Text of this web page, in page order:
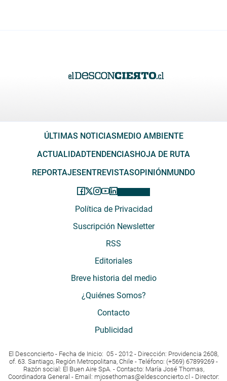
ÚLTIMAS NOTICIASMEDIO AMBIENTE
ACTUALIDADTENDENCIASHOJA DE RUTA
REPORTAJESENTREVISTASOPINIÓNMUNDO
Política de Privacidad
Suscripción Newsletter
RSS
Editoriales
Breve historia del medio
¿Quiénes Somos?
Contacto
Publicidad
El Desconcierto - Fecha de Inicio: 05 - 2012 - Dirección: Providencia 2608,
of. 63. Santiago, Región Metropolitana, Chile - Teléfono: (+569) 67899269 -
Razón social: El Buen Aire SpA. - Contacto: María José Thomas,
Coordinadora General - Email: mjosethomas@eldesconcierto.cl - Director: